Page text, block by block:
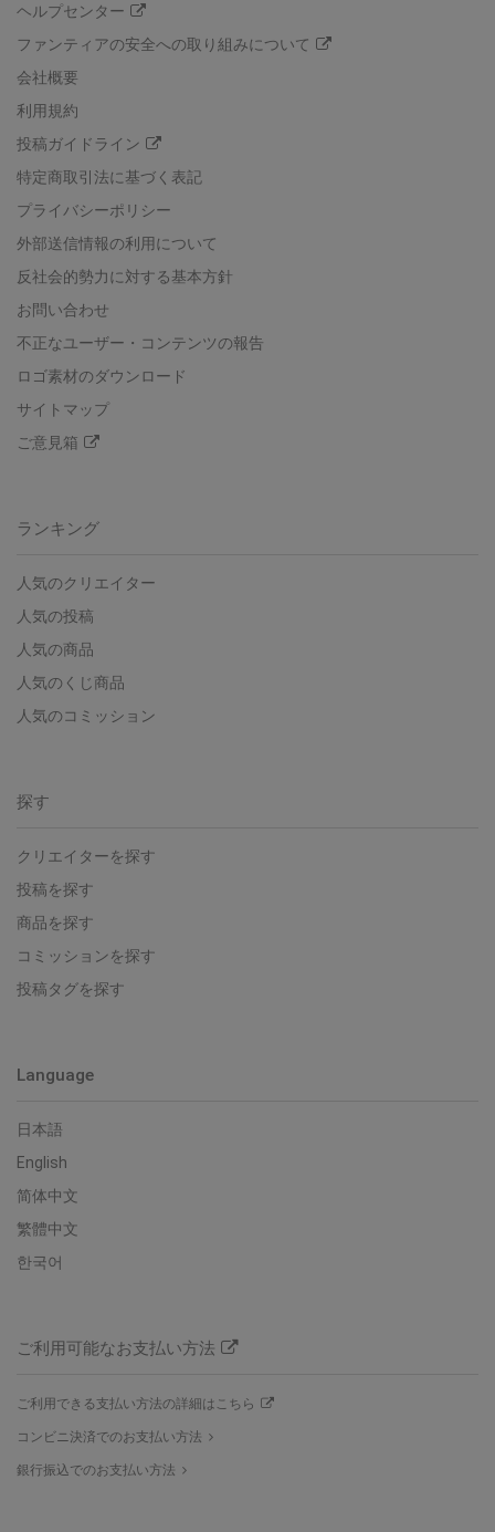
ヘルプセンター
ファンティアの安全への取り組みについて
会社概要
利用規約
投稿ガイドライン
特定商取引法に基づく表記
プライバシーポリシー
外部送信情報の利用について
反社会的勢力に対する基本方針
お問い合わせ
不正なユーザー・コンテンツの報告
ロゴ素材のダウンロード
サイトマップ
ご意見箱
ランキング
人気のクリエイター
人気の投稿
人気の商品
人気のくじ商品
人気のコミッション
探す
クリエイターを探す
投稿を探す
商品を探す
コミッションを探す
投稿タグを探す
Language
日本語
English
简体中文
繁體中文
한국어
ご利用可能なお支払い方法
ご利用できる支払い方法の詳細はこちら
コンビニ決済でのお支払い方法
銀行振込でのお支払い方法